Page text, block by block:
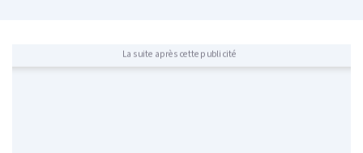
La suite après cette publicité